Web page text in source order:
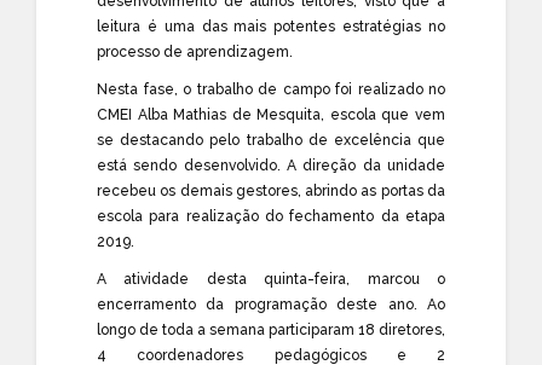
leitura é uma das mais potentes estratégias no
processo de aprendizagem.
Nesta fase, o trabalho de campo foi realizado no
CMEI Alba Mathias de Mesquita, escola que vem
se destacando pelo trabalho de excelência que
está sendo desenvolvido. A direção da unidade
recebeu os demais gestores, abrindo as portas da
escola para realização do fechamento da etapa
2019.
A atividade desta quinta-feira, marcou o
encerramento da programação deste ano. Ao
longo de toda a semana participaram 18 diretores,
4 coordenadores pedagógicos e 2